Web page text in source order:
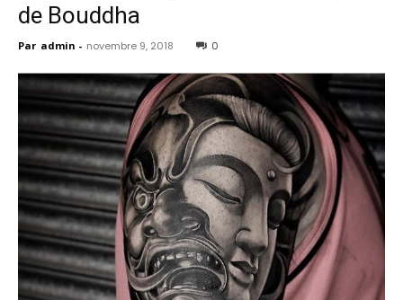
de Bouddha
Par admin - novembre 9, 2018 0